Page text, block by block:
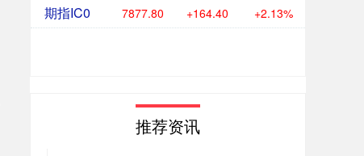
期指IC0 7877.80 +164.40 +2.13%
推荐资讯